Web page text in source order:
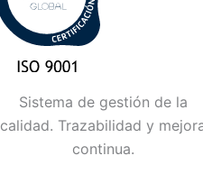
Sistema de gestión de la
calidad. Trazabilidad y
continua.